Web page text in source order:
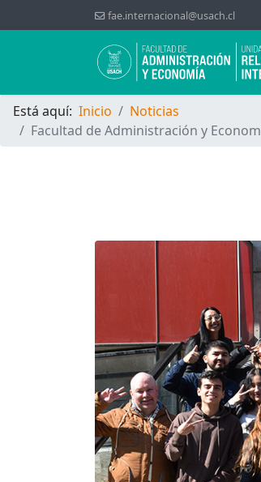
fae.internacional@usach.cl
Está aquí: Inicio
Noticias
Facultad de Administración y